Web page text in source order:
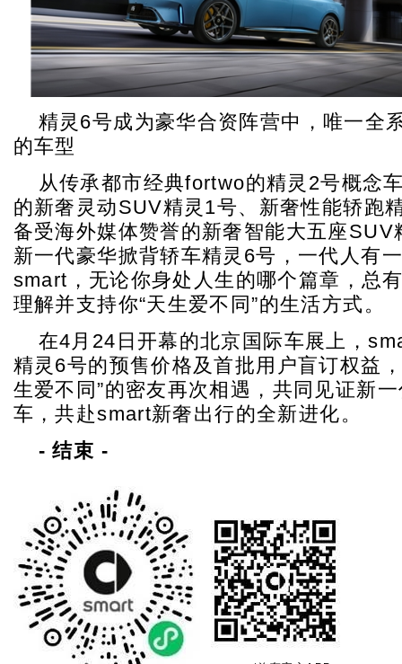
精灵6号成为豪华合资阵营中，唯一全
的车型
从传承都市经典fortwo的精灵2号概念
的新奢灵动SUV精灵1号、新奢性能轿跑
备受海外媒体赞誉的新奢智能大五座SUV
新一代豪华掀背轿车精灵6号，一代人有
smart，无论你身处人生的哪个篇章，总
理解并支持你“天生爱不同”的生活方式。
在4月24日开幕的北京国际车展上，
精灵6号的预售价格及首批用户盲订权益
生爱不同”的密友再次相遇，共同见证新
车，共赴smart新奢出行的全新进化。
-结束 -